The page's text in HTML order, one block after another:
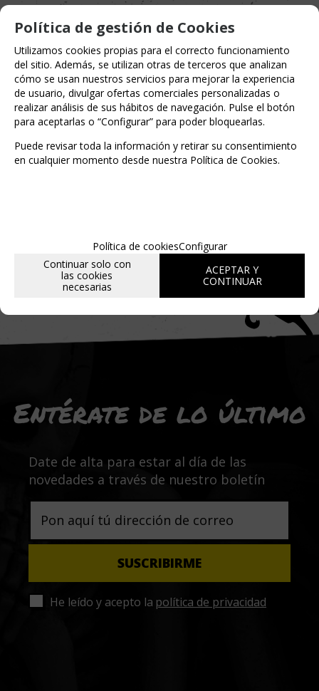
-
unidades
+ AÑADIR A CESTA
MARCA
Entérate de lo último
Date de alta para estar al día de las
novedades a través de nuestro boletín
He leído y acepto la política de privacidad
Política de gestión de Cookies
Utilizamos cookies propias para el correcto funcionamiento
del sitio. Además, se utilizan otras de terceros que analizan
cómo se usan nuestros servicios para mejorar la experiencia
de usuario, divulgar ofertas comerciales personalizadas o
realizar análisis de sus hábitos de navegación. Pulse el botón
para aceptarlas o “Configurar” para poder bloquearlas.
Puede revisar toda la información y retirar su consentimiento
en cualquier momento desde nuestra Política de Cookies.
Política de cookiesConfigurar
Continuar solo con
las cookies
necesarias
ACEPTAR Y
CONTINUAR